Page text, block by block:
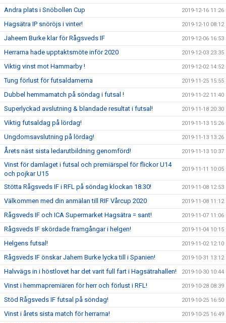
Andra plats i Snöbollen Cup 2019-12-16 11:26
Hagsätra IP snöröjs i vinter! 2019-12-10 08:12
Jaheem Burke klar för Rågsveds IF 2019-12-06 16:53
Herrarna hade upptaktsmöte inför 2020 2019-12-03 23:35
Viktig vinst mot Hammarby ! 2019-12-02 14:52
Tung förlust för futsaldamerna 2019-11-25 15:55
Dubbel hemmamatch på söndag i futsal ! 2019-11-22 11:40
Superlyckad avslutning & blandade resultat i futsal! 2019-11-18 20:30
Viktig futsaldag på lördag! 2019-11-13 15:26
Ungdomsavslutning på lördag! 2019-11-13 13:26
Årets näst sista ledarutbildning genomförd! 2019-11-13 10:37
Vinst för damlaget i futsal och premiärspel för flickor U14
och pojkar U15
2019-11-11 10:05
Stötta Rågsveds IF i RFL på söndag klockan 18.30! 2019-11-08 12:53
Välkommen med din anmälan till RIF Vårcup 2020 2019-11-08 11:12
Rågsveds IF och ICA Supermarket Hagsätra = sant! 2019-11-07 11:06
Rågsveds IF skördade framgångar i helgen! 2019-11-04 10:15
Helgens futsal! 2019-11-02 12:10
Rågsveds IF önskar Jahem Burke lycka till i Spanien! 2019-10-31 13:12
Halvvägs in i höstlovet har det varit full fart i Hagsätrahallen! 2019-10-30 10:44
Vinst i hemmapremiären för herr och förlust i RFL! 2019-10-28 08:39
Stöd Rågsveds IF futsal på söndag! 2019-10-25 16:50
Vinst i årets sista match för herrarna! 2019-10-25 16:49